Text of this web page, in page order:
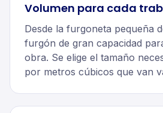
Volumen para cada
Desde la furgoneta pequeña
furgón de gran capacidad
obra. Se elige el tamaño
por metros cúbicos que van